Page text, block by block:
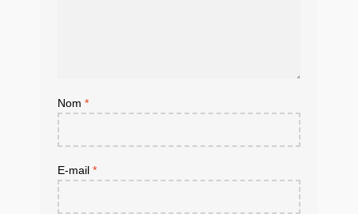
Nom *
E-mail *